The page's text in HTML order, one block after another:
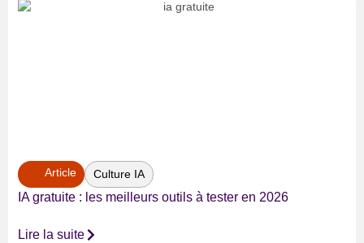
Article Culture IA
IA gratuite : les meilleurs outils à tester en 2026
Lire la suite